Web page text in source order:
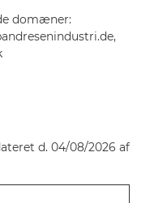
domæner:
d. 04/08/2026 af